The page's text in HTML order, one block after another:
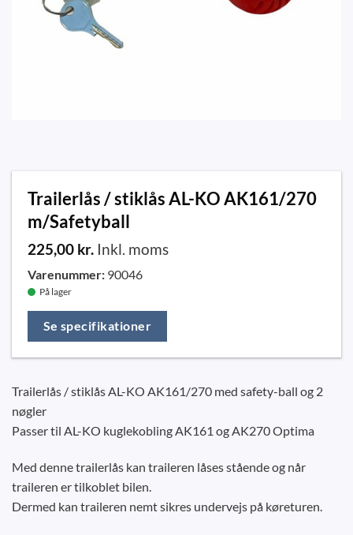
Trailerlås / stiklås AL-KO AK161/270
m/Safetyball
225,00 kr. Inkl. moms
Varenummer: 90046
På lager
Se specifikationer
Trailerlås / stiklås AL-KO AK161/270 med safety-ball og 2
nøgler
Passer til AL-KO kuglekobling AK161 og AK270 Optima
Med denne trailerlås kan traileren låses stående og når
traileren er tilkoblet bilen.
Dermed kan traileren nemt sikres undervejs på køreturen.